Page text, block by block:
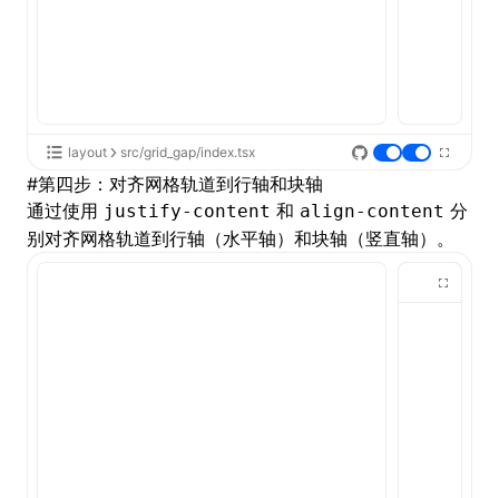
layout src/grid_gap/index.tsx
#第四步：对齐网格轨道到行轴和块轴
通过使用 justify-content 和 align-content 分
别对齐网格轨道到行轴（水平轴）和块轴（竖直轴）。